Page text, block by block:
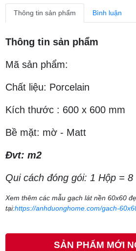
Thông tin sản phẩm Bình luận
Thông tin sản phẩm
Mã sản phẩm:
Chất liệu: Porcelain
Kích thước : 600 x 600 mm
Bề mặt: mờ - Matt
Đvt: m2
Qui cách đóng gói: 1 Hộp =
Xem thêm các mẫu gạch lát nền 60x60
tại:https://anhduonghome.com/gach-
SẢN PHẨM MỚI